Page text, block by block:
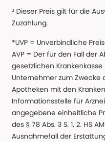
³ Dieser Preis gilt für die
Zuzahlung.
*UVP = Unverbindliche
AVP = Der für den Fall der
gesetzlichen
Unternehmer zum Zwecke
Apotheken mit den
Informationsstelle für
angegebene einheitliche
des § 78 Abs. 3 S. 1, 2. HS
Ausnahmefall der